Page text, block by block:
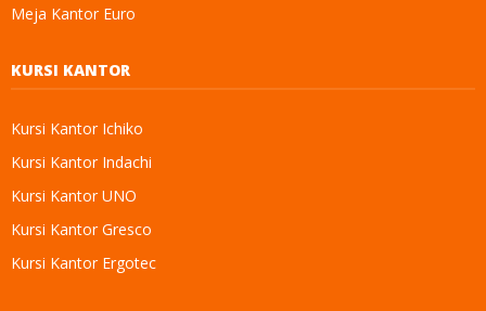
Meja Kantor Euro
KURSI KANTOR
Kursi Kantor Ichiko
Kursi Kantor Indachi
Kursi Kantor UNO
Kursi Kantor Gresco
Kursi Kantor Ergotec